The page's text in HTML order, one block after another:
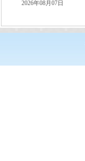
2026年08月07日